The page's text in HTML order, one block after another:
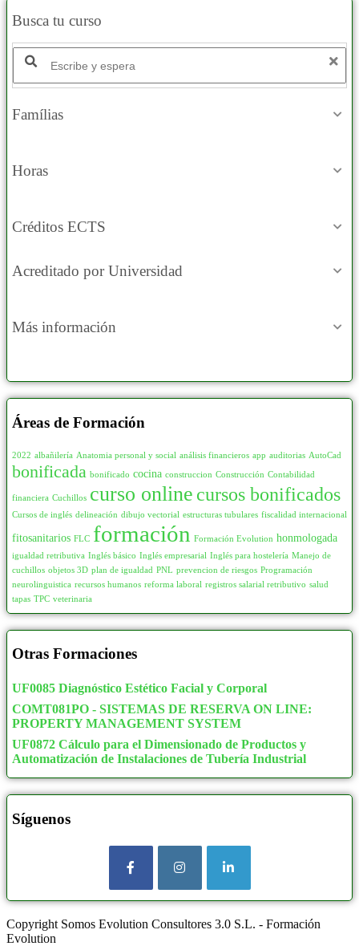
Busca tu curso
Famílias
Horas
Créditos ECTS
Acreditado por Universidad
Más información
Áreas de Formación
2022 albañilería Anatomia personal y social análisis financieros app auditorias AutoCad
bonificada bonificado cocina construccion Construcción Contabilidad
financiera Cuchillos curso online cursos bonificados
Cursos de inglés delineación dibujo vectorial estructuras tubulares fiscalidad internacional
fitosanitarios FLC formación Formación Evolution honmologada
igualdad retributiva Inglés básico Inglés empresarial Inglés para hostelería Manejo de
cuchillos objetos 3D plan de igualdad PNL prevencion de riesgos Programación
neurolinguistica recursos humanos reforma laboral registros salarial retributivo salud
tapas TPC veterinaria
Otras Formaciones
UF0085 Diagnóstico Estético Facial y Corporal
COMT081PO - SISTEMAS DE RESERVA ON LINE:
PROPERTY MANAGEMENT SYSTEM
UF0872 Cálculo para el Dimensionado de Productos y
Automatización de Instalaciones de Tubería Industrial
Síguenos
Copyright Somos Evolution Consultores 3.0 S.L. - Formación
Evolution